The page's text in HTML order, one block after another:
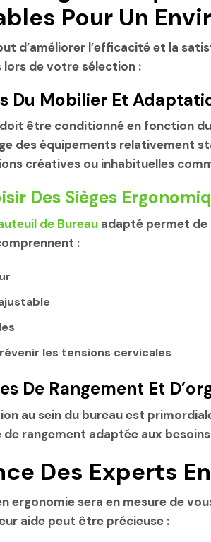
Pour Un
d’améliorer l’efficacité et la
de votre sélection :
Du Mobilier Et
être conditionné en fonction
des équipements relativement
créatives ou inhabituelles
Des Sièges
de Bureau adapté permet de
:
les tensions cervicales
De Rangement Et
au sein du bureau est
rangement adaptée aux
Des Experts
ergonomie sera en mesure de
aide peut être précieuse :